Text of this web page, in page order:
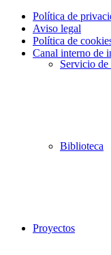
Servicio
Biblioteca
Proyectos
Política de
Aviso legal
Política de
Canal interno de